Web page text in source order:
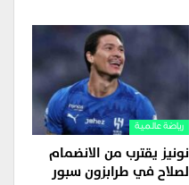
رياضة عالمية
نونيز يقترب من الانضمام
لصلاح في طرابزون سبور